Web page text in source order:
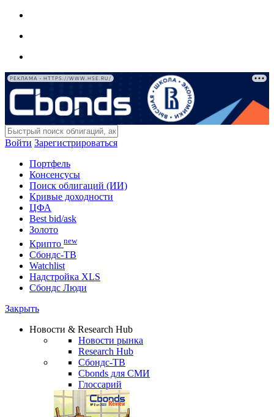
РЕКЛАМА • HTTPS://WWW.HSE.RU/
Войти Зарегистрироваться
Портфель
Консенсусы
Поиск облигаций (ИИ)
Кривые доходности
ЦФА
Best bid/ask
Золото
Крипто new
Сбондс-ТВ
Watchlist
Надстройка XLS
Сбондс Люди
Закрыть
Новости & Research Hub
Новости рынка
Research Hub
Сбондс-ТВ
Cbonds для СМИ
Глоссарий